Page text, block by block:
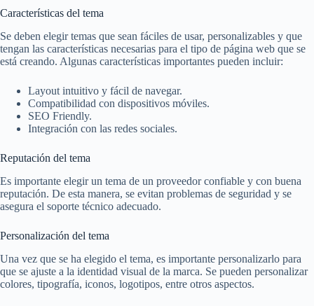
Características del tema
Se deben elegir temas que sean fáciles de usar, personalizables y que
tengan las características necesarias para el tipo de página web que se
está creando. Algunas características importantes pueden incluir:
Layout intuitivo y fácil de navegar.
Compatibilidad con dispositivos móviles.
SEO Friendly.
Integración con las redes sociales.
Reputación del tema
Es importante elegir un tema de un proveedor confiable y con buena
reputación. De esta manera, se evitan problemas de seguridad y se
asegura el soporte técnico adecuado.
Personalización del tema
Una vez que se ha elegido el tema, es importante personalizarlo para
que se ajuste a la identidad visual de la marca. Se pueden personalizar
colores, tipografía, iconos, logotipos, entre otros aspectos.